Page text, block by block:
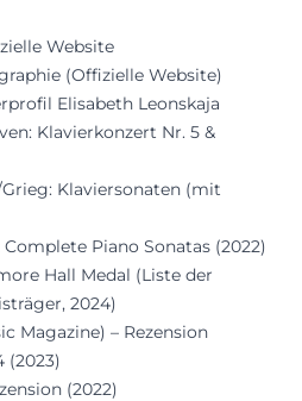
Website
(Offizielle Website)
Elisabeth Leonskaja
Klavierkonzert Nr. 5 &
Klaviersonaten (mit
Piano Sonatas (2022)
Hall Medal (Liste der
2024)
Magazine) – Rezension
(2023)
(2022)